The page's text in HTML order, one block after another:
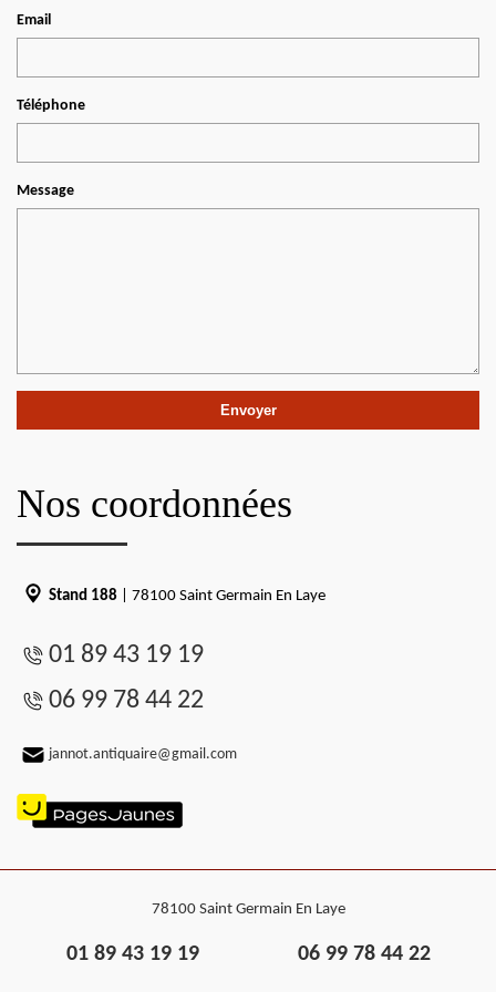
Email
Téléphone
Message
Nos coordonnées
Stand 188 | 78100 Saint Germain En Laye
01 89 43 19 19
06 99 78 44 22
jannot.antiquaire@gmail.com
78100 Saint Germain En Laye
01 89 43 19 19 06 99 78 44 22